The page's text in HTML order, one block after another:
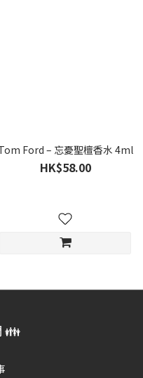
Ford – 忘憂聖檀香水 4ml
HK$58.00
👪